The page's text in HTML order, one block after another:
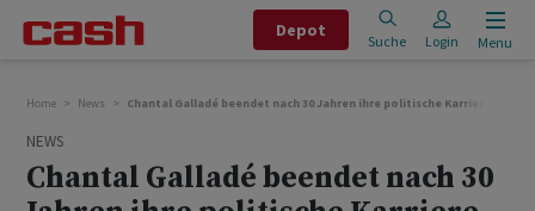
Depot
Suche Login Menu
Home News Chantal Galladé beendet nach 30 Jahren ihre politische Karriere
NEWS
Chantal Galladé beendet nach 30